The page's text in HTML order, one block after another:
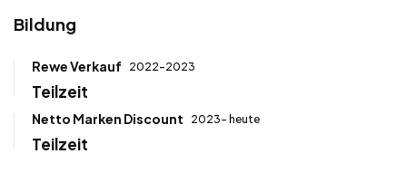
Bildung
Rewe Verkauf 2022-2023
Teilzeit
Netto Marken Discount 2023- heute
Teilzeit